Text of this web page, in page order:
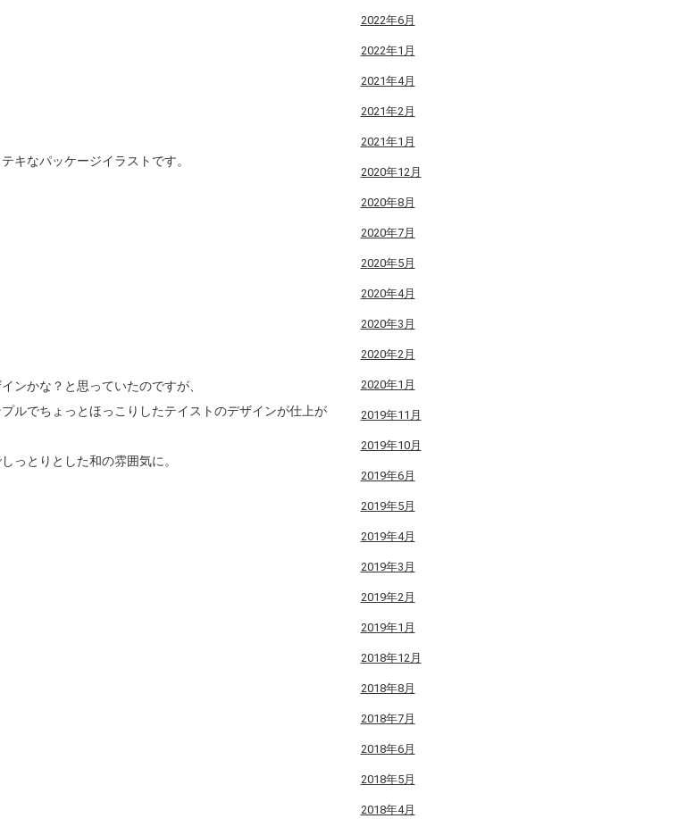
キなパッケージイラストです。
ンかな？と思っていたのですが、
ルでちょっとほっこりしたテイストのデザインが仕上が
っとりとした和の雰囲気に。
2022年6月
2022年1月
2021年4月
2021年2月
2021年1月
2020年12月
2020年8月
2020年7月
2020年5月
2020年4月
2020年3月
2020年2月
2020年1月
2019年11月
2019年10月
2019年6月
2019年5月
2019年4月
2019年3月
2019年2月
2019年1月
2018年12月
2018年8月
2018年7月
2018年6月
2018年5月
2018年4月